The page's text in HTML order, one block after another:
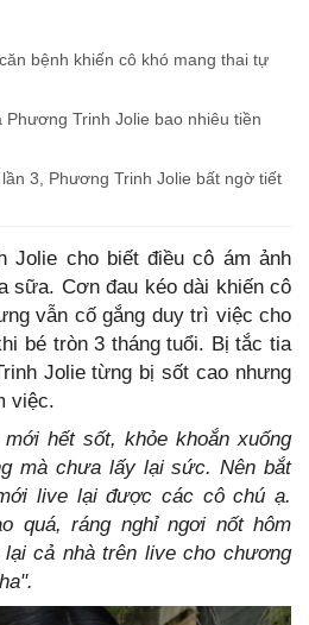
bệnh khiến cô khó mang thai tự
Trinh Jolie bao nhiêu tiền
3, Phương Trinh Jolie bất ngờ tiết
Jolie cho biết điều cô ám ảnh
sữa. Cơn đau kéo dài khiến cô
vẫn cố gắng duy trì việc cho
bé tròn 3 tháng tuổi. Bị tắc tia
Jolie từng bị sốt cao nhưng
việc.
mới hết sốt, khỏe khoắn xuống
mà chưa lấy lại sức. Nên bắt
live lại được các cô chú ạ.
quá, ráng nghỉ ngơi nốt hôm
cả nhà trên live cho chương